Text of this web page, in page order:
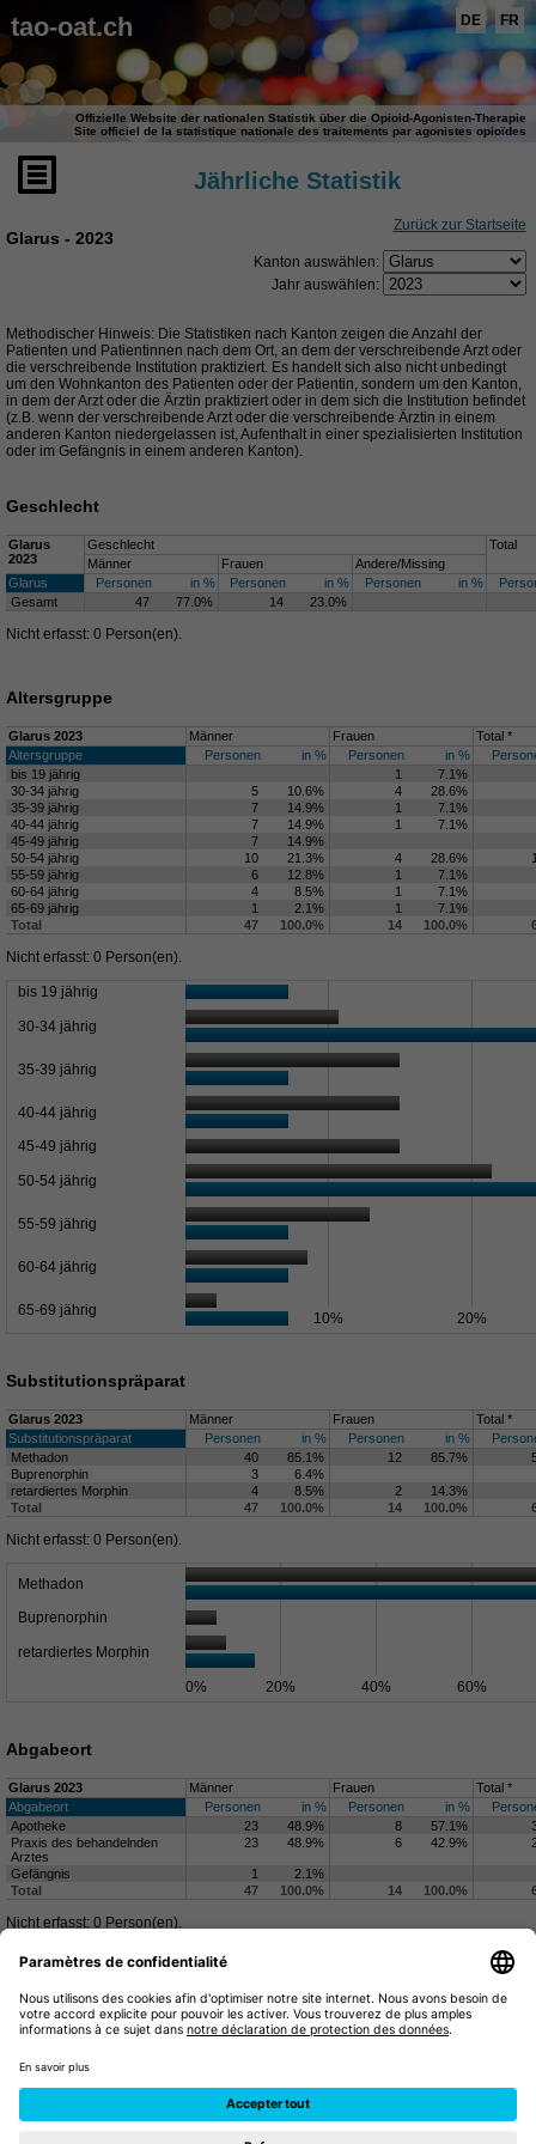
tao-oat.ch
Offizielle Website der nationalen Statistik über die Opioid-Agonisten-Therapie
Site officiel de la statistique nationale des traitements par agonistes opioïdes
DE FR
Jährliche Statistik
Zurück zur Startseite
Kanton auswählen:
Jahr auswählen:
Glarus - 2023
Methodischer Hinweis: Die Statistiken nach Kanton zeigen die Anzahl der
Patienten und Patientinnen nach dem Ort, an dem der verschreibende Arzt oder
die verschreibende Institution praktiziert. Es handelt sich also nicht unbedingt
um den Wohnkanton des Patienten oder der Patientin, sondern um den Kanton,
in dem der Arzt oder die Ärztin praktiziert oder in dem sich die Institution befindet
(z.B. wenn der verschreibende Arzt oder die verschreibende Ärztin in einem
anderen Kanton niedergelassen ist, Aufenthalt in einer spezialisierten Institution
oder im Gefängnis in einem anderen Kanton).
Geschlecht
Glarus
2023
Geschlecht
Total
Männer
Frauen
Andere/Missing
Glarus
Personen in % Personen in % Personen in %
Gesamt
47 77.0% 14 23.0%
Nicht erfasst: 0 Person(en).
Altersgruppe
Glarus 2023 Männer Frauen
Total *
Altersgruppe
Personen in % Personen in %
bis 19 jährig
1
7.1%
30-34 jährig
5 10.6% 4
28.6%
35-39 jährig
7 14.9% 1
7.1%
40-44 jährig
7 14.9% 1
7.1%
45-49 jährig
7
14.9%
50-54 jährig
10 21.3% 4 28.6%
55-59 jährig
6 12.8% 1
7.1%
60-64 jährig
4 8.5% 1
7.1%
65-69 jährig
1 2.1% 1
7.1%
Total
47 100.0% 14 100.0%
Nicht erfasst: 0 Person(en).
bis 19 jährig
30-34 jährig
35-39 jährig
40-44 jährig
45-49 jährig
50-54 jährig
55-59 jährig
60-64 jährig
65-69 jährig 10% 20%
Substitutionspräparat
Glarus 2023 Männer Frauen
Total *
Substitutionspräparat
Personen in % Personen in %
Methadon
40 85.1% 12 85.7%
Buprenorphin
3
6.4%
retardiertes Morphin
4 8.5% 2
14.3%
Total
47 100.0% 14 100.0%
Nicht erfasst: 0 Person(en).
Methadon
Buprenorphin
retardiertes Morphin
0% 20% 40% 60%
Abgabeort
Glarus 2023 Männer Frauen
Total *
Abgabeort
Personen in % Personen in %
Apotheke
23 48.9% 8 57.1%
Praxis des behandelnden
Arztes
23 48.9% 6 42.9%
Gefängnis 1
2.1%
Total
47 100.0% 14 100.0%
Nicht erfasst: 0 Person(en).
Apotheke
Praxis des
behandelnden Arztes